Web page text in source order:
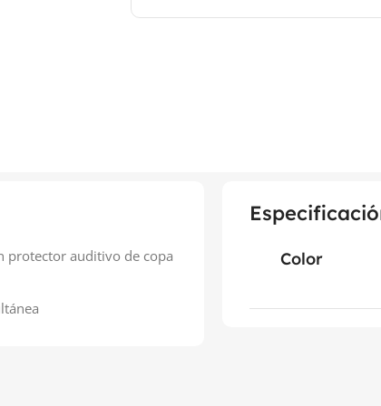
protector auditivo de copa
Color